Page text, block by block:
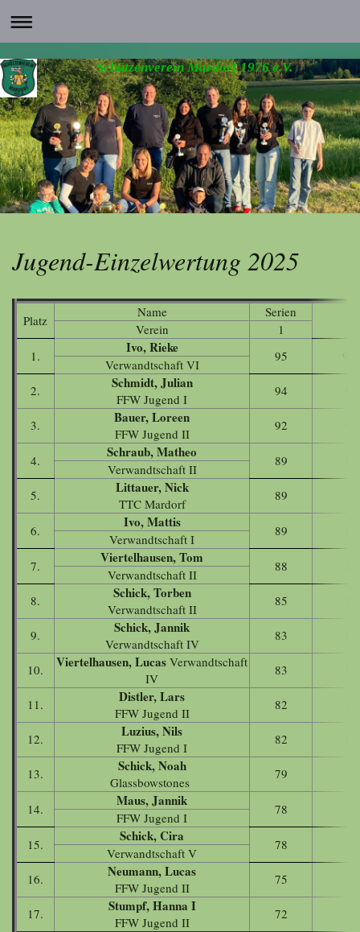
Schützenverein Mardorf 1976 e.V.
Jugend-Einzelwertung 2025
Platz
Name Serien
Verein
1
1.
Ivo, Rieke 95
Verwandtschaft VI
2.
Schmidt, Julian
FFW Jugend I
94
3. Bauer, Loreen
FFW Jugend II
92
4. Schraub, Matheo 89
Verwandtschaft II
5.
Littauer, Nick
TTC Mardorf
89
6. Ivo, Mattis 89
Verwandtschaft I
7.
Viertelhausen, Tom 88
Verwandtschaft II
8.
Schick, Torben
Verwandtschaft II
85
9. Schick, Jannik
Verwandtschaft IV
83
10. Viertelhausen, Lucas Verwandtschaft
IV
83
11. Distler, Lars
FFW Jugend II
82
12. Luzius, Nils
FFW Jugend I
82
13. Schick, Noah
Glassbowstones
79
14. Maus, Jannik 78
FFW Jugend I
15.
Schick, Cira 78
Verwandtschaft V
16.
Neumann, Lucas
FFW Jugend II
75
17. Stumpf, Hanna I
FFW Jugend II
72